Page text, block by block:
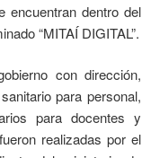
encuentran dentro del
“MITAÍ DIGITAL”.
con dirección,
para personal,
para docentes y
realizadas por el